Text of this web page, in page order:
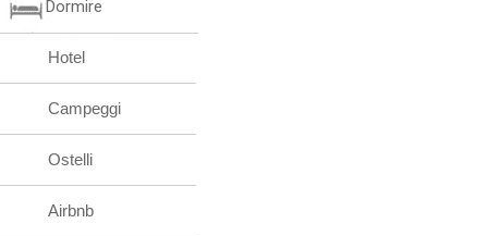
Dormire
Hotel
Campeggi
Ostelli
Airbnb